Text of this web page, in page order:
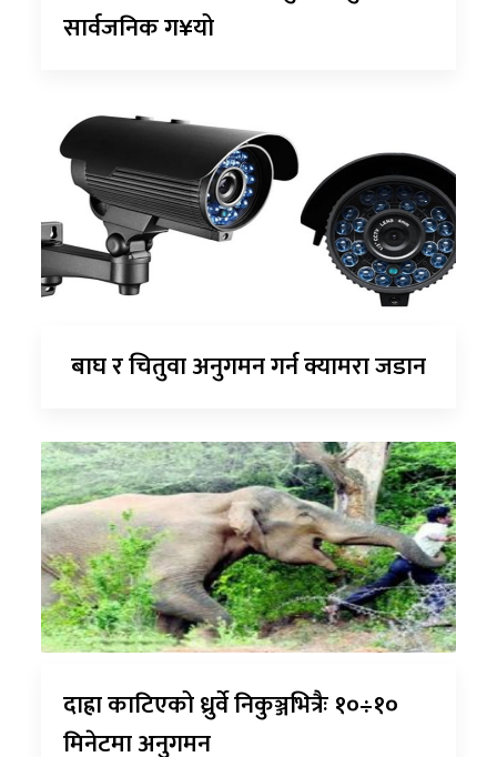
सार्वजनिक ग¥यो
बाघ र चितुवा अनुगमन गर्न क्यामरा जडान
दाह्रा काटिएको ध्रुर्वे निकुञ्जभित्रैः १०÷१०
मिनेटमा अनुगमन